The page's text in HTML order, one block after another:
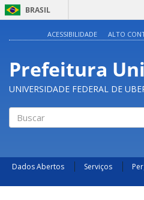
BRASIL
ACESSIBILIDADE ALTO
Prefeitura
UNIVERSIDADE FEDERAL DE
Dados Abertos Serviços